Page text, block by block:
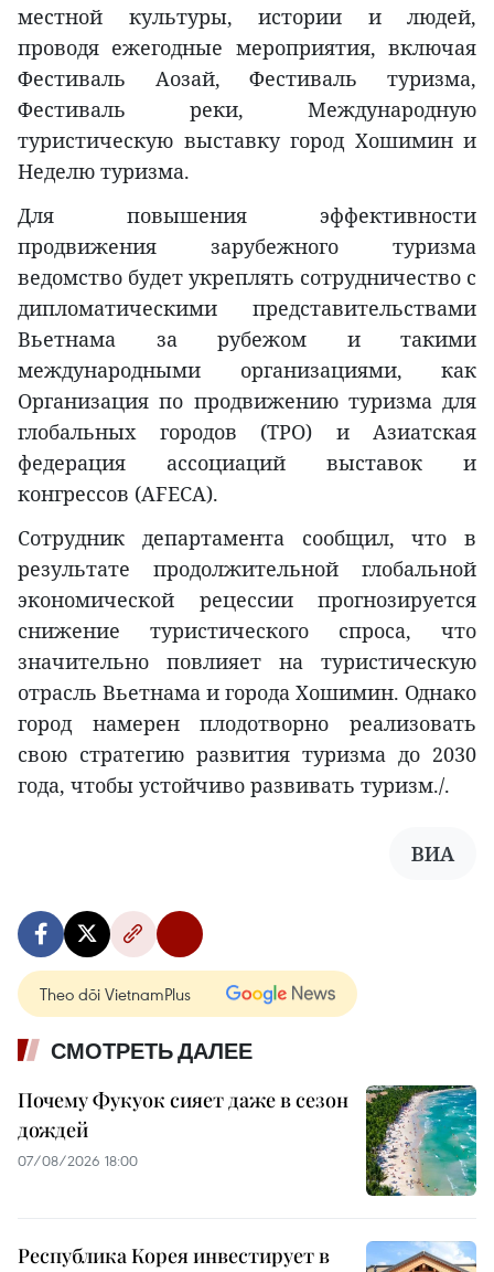
местной культуры, истории и людей,
проводя ежегодные мероприятия, включая
Фестиваль Аозай, Фестиваль туризма,
Фестиваль реки, Международную
туристическую выставку город Хошимин и
Неделю туризма.
Для повышения эффективности
продвижения зарубежного туризма
ведомство будет укреплять сотрудничество с
дипломатическими представительствами
Вьетнама за рубежом и такими
международными организациями, как
Организация по продвижению туризма для
глобальных городов (TPO) и Азиатская
федерация ассоциаций выставок и
конгрессов (AFECA).
Сотрудник департамента сообщил, что в
результате продолжительной глобальной
экономической рецессии прогнозируется
снижение туристического спроса, что
значительно повлияет на туристическую
отрасль Вьетнама и города Хошимин. Однако
город намерен плодотворно реализовать
свою стратегию развития туризма до 2030
года, чтобы устойчиво развивать туризм./.
ВИА
Theo dõi VietnamPlus
СМОТРЕТЬ ДАЛЕЕ
Почему Фукуок сияет даже в сезон
дождей
07/08/2026 18:00
Республика Корея инвестирует в